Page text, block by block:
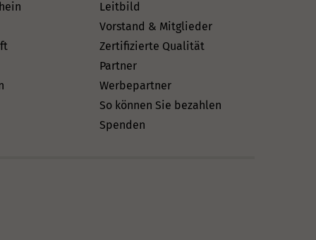
Leitbild
Vorstand & Mitglieder
Zertifizierte Qualität
Partner
Werbepartner
So können Sie bezahlen
Spenden